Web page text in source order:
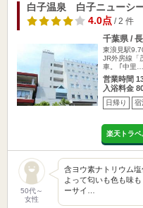
白子温泉 白子ニューシ
4.0点/ 2 件
千葉県 /
東浪見駅
JR外房線「
車。 ｢中里…
営業時間
入浴料金
日帰り 宿
楽天トラ
50代～
女性
含ヨウ素ナトリウム
よって匂いも色も味
ーサイ…